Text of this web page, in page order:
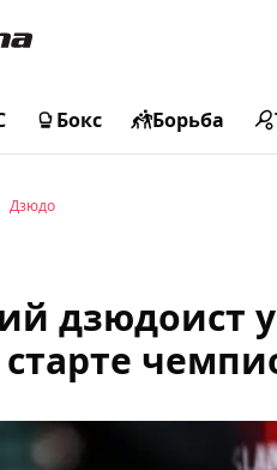
Бокс Борьба
Дзюдо
дзюдоист